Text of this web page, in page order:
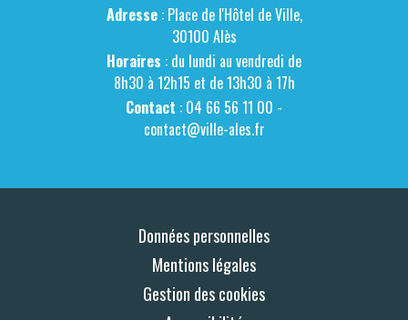
Adresse: Place de l'Hôtel de Ville,
30100 Alès
Horaires : du lundi au vendredi de
8h30 à 12h15 et de 13h30 à 17h
Contact : 04 66 56 11 00 -
contact@ville-ales.fr
Données personnelles
Mentions légales
Gestion des cookies